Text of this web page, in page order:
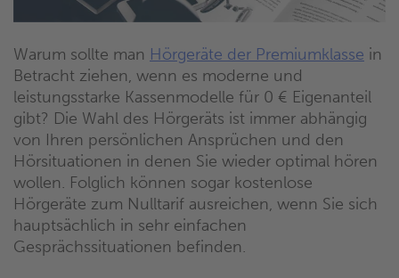
Warum sollte man Hörgeräte der Premiumklasse in
Betracht ziehen, wenn es moderne und
leistungsstarke Kassenmodelle für 0 € Eigenanteil
gibt? Die Wahl des Hörgeräts ist immer abhängig
von Ihren persönlichen Ansprüchen und den
Hörsituationen in denen Sie wieder optimal hören
wollen. Folglich können sogar kostenlose
Hörgeräte zum Nulltarif ausreichen, wenn Sie sich
hauptsächlich in sehr einfachen
Gesprächssituationen befinden.